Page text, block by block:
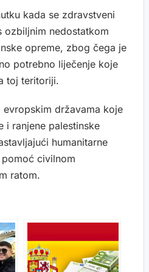
kada se zdravstveni
ozbiljnim nedostatkom
opreme, zbog čega je
potrebno liječenje koje
toj teritoriji.
evropskim državama koje
i ranjene palestinske
humanitarne
civilnom
ratom.